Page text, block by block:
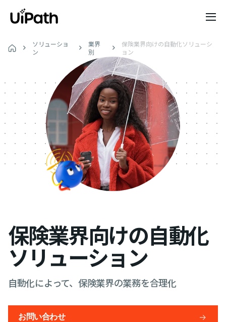
ソリューショ
ン
業界
別
保険業界向けの自動化ソリューシ
ョン
保険業界向けの自動化
ソリューション
自動化によって、保険業界の業務を合理化
お問い合わせ